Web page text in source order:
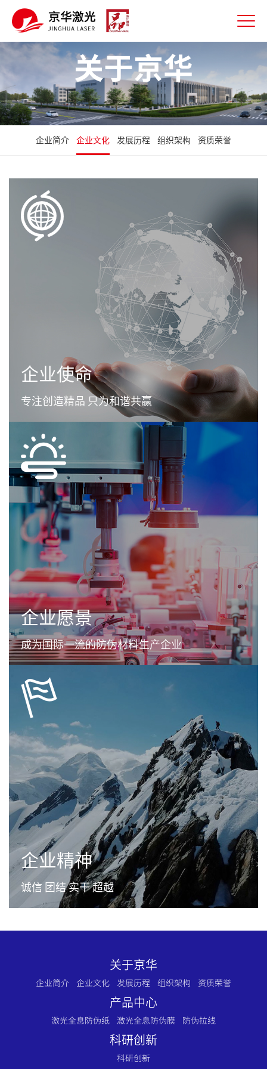
关于京华
企业简介 企业文化 发展历程 组织架构 资质荣誉
企业使命
专注创造精品 只为和谐共赢
企业愿景
成为国际一流的防伪材料生产企业
企业精神
诚信 团结 实干 超越
关于京华
企业简介 企业文化 发展历程 组织架构
资质荣誉
产品中心
激光全息防伪纸 激光全息防伪膜
防伪拉线
科研创新
科研创新